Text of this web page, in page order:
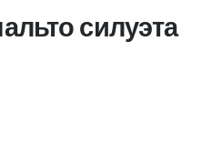
силуэта